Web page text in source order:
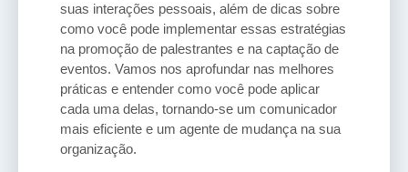
suas interações pessoais, além de dicas sobre
como você pode implementar essas estratégias
na promoção de palestrantes e na captação de
eventos. Vamos nos aprofundar nas melhores
práticas e entender como você pode aplicar
cada uma delas, tornando-se um comunicador
mais eficiente e um agente de mudança na sua
organização.